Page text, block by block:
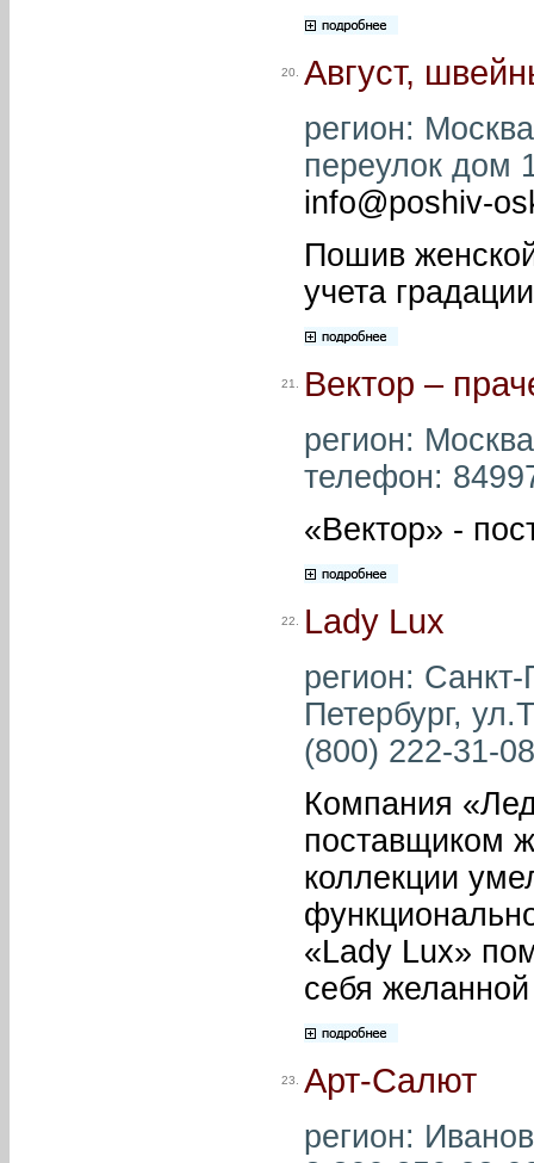
20. Август,
регион:
переулок дом
info@poshiv-
Пошив
учета
21. Вектор –
регион:
телефон:
«Вектор» -
22. Lady Lux
регион:
Петербург,
(800) 222-31-
Компания
поставщиком
коллекции
«Lady Lux»
себя
23. Арт-Салют
регион: